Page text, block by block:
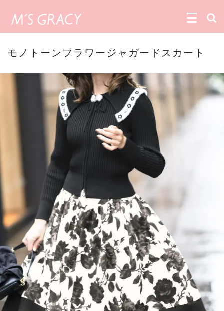
モノトーンフラワージャガードスカート